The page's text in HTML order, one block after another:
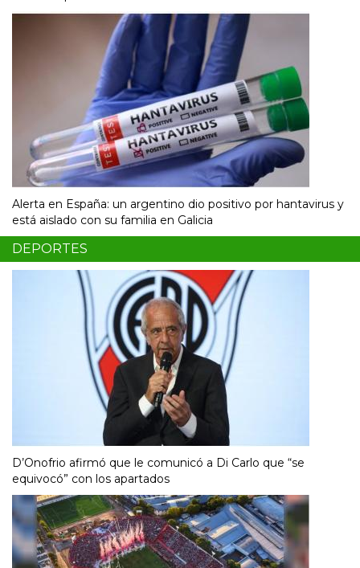
Alerta en España: un argentino dio positivo por hantavirus y
está aislado con su familia en Galicia
DEPORTES
D’Onofrio afirmó que le comunicó a Di Carlo que “se
equivocó” con los apartados